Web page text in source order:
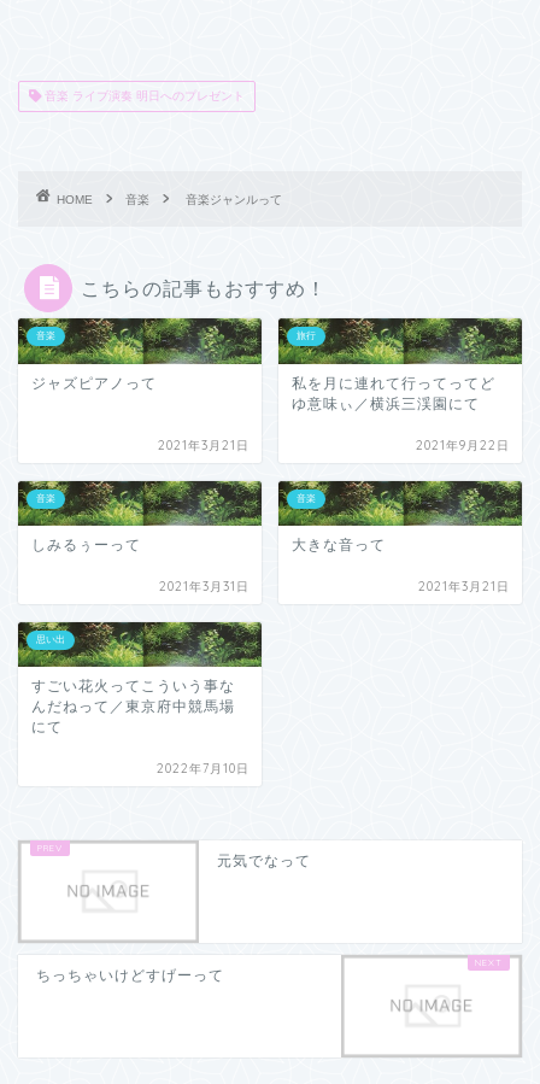
音楽 ライブ演奏 明日へのプレゼント
HOME 音楽 音楽ジャンルって
こちらの記事もおすすめ！
音楽
ジャズピアノって
2021年3月21日
旅行
私を月に連れて行ってってど
ゆ意味ぃ／横浜三渓園にて
2021年9月22日
音楽
しみるぅーって
2021年3月31日
音楽
大きな音って
2021年3月21日
思い出
すごい花火ってこういう事な
んだねって／東京府中競馬場
にて
2022年7月10日
元気でなって
ちっちゃいけどすげーって